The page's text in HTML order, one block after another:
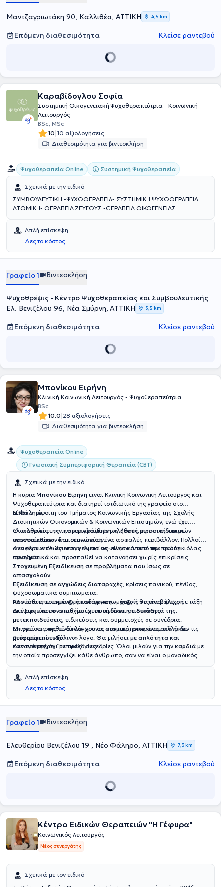
Μαντζαγριωτάκη 90, Καλλιθέα, ΑΤΤΙΚΗ 4,5 km
Επόμενη διαθεσιμότητα Κλείσε ραντεβού
Καραβίδογλου Σοφία
Συστημική Οικογενειακή Ψυχοθεραπεύτρια - Κοινωνική
Λειτουργός
BSc, MSc
10|10 αξιολογήσεις
Διαθεσιμότητα για βιντεοκλήση
Ψυχοθεραπεία Online Συστημική Ψυχοθεραπεία
Σχετικά με την ειδικό
ΣΥΜΒΟΥΛΕΥΤΙΚΗ -ΨΥΧΟΘΕΡΑΠΕΙΑ- ΣΥΣΤΗΜΙΚΗ ΨΥΧΟΘΕΡΑΠΕΙΑ
ΑΤΟΜΙΚΗ- ΘΕΡΑΠΕΙΑ ΖΕΥΓΟΥΣ -ΘΕΡΑΠΕΙΑ ΟΙΚΟΓΕΝΕΙΑΣ
Απλή επίσκεψη
Δες το κόστος
Γραφείο 1 Βιντεοκλήση
Ψυχοθρέψις - Κέντρο Ψυχοθεραπείας και Συμβουλευτικής
Ελ. Βενιζέλου 96, Νέα Σμύρνη, ΑΤΤΙΚΗ
5,5 km
Επόμενη διαθεσιμότητα Κλείσε ραντεβού
Μπονίκου Ειρήνη
Κλινική Κοινωνική Λειτουργός - Ψυχοθεραπεύτρια
BSc
10.0|28 αξιολογήσεις
Διαθεσιμότητα για βιντεοκλήση
Ψυχοθεραπεία Online
Γνωσιακή Συμπεριφορική Θεραπεία (CBT)
Σχετικά με την ειδικό
Η κυρία Μπονίκου Ειρήνη είναι Κλινική Κοινωνική Λειτουργός και
Ψυχοθεραπεύτρια και διατηρεί το ιδιωτικό της γραφείο στο
Ν.Φάληρο.
Είναι απόφοιτη του Τμήματος Κοινωνικής Εργασίας της Σχολής
Διοικητικών Οικονομικών & Κοινωνικών Επιστημών, ενώ έχει
ολοκληρώσει την παρακολούθηση πλήθους μετεκπαιδευτικών
προγραμμάτων και σεμιναρίων.
Οι ασθενείς της την περιγράφουν ωςζεστή, προσιτή και με
ενσυναίσθηση, δημιουργώντας ένα ασφαλές περιβάλλον. Πολλοί
αναφέρουν ότι ένιωσαν άνετα να μιλήσουν από την πρώτη κιόλας
συνεδρία.
Δεν είναι απλώς επαγγελματίας· είναι κάποια πουακούει
πραγματικά και προσπαθεί να κατανοήσει χωρίς επικρίσεις.
Στοχευμένη Εξειδίκευση σε προβλήματα που ίσως σε
απασχολούν
Εξειδίκευση σε αγχώδεις διαταραχές, κρίσεις πανικού, πένθος,
ψυχοσωματικά συμπτώματα.
Αν νιώθεις πιεσμέν@, αποδιοργανωμέν@, ή θες να βάλεις σε τάξη
σκέψεις και συναισθήματα,αυτή είναι η ειδικότητά της.
Πλούσια επιστημονική κατάρτιση — χωρίς να είναι ψυχρή
Δεν αρκείται στο πτυχίο: έχει επενδύσει σεδεκάδες
μετεκπαιδεύσεις, ειδικεύσεις και συμμετοχές σε συνέδρια.
Οι γνώσεις της είναι σύγχρονες και τεκμηριωμένες, αλλά δεν τις
μετατρέπει σε «ξύλινο» λόγο. Θα μιλήσει με απλότητα και
κατανόηση, όχι με ορολογίες.
Μπορεί να σταθεί δίπλα σουσε ατομικό, οικογενειακό ή και
ζεύγους επίπεδο.
Δεν προσφέρει “τυπικές” συνεδρίες. Όλοι μιλούν για την καρδιά με
την οποία προσεγγίζει κάθε άνθρωπο, σαν να είναι ο μοναδικός
Απλή επίσκεψη
Δες το κόστος
Γραφείο 1 Βιντεοκλήση
Ελευθερίου Βενιζέλου 19 , Νέο Φάληρο, ΑΤΤΙΚΗ 7,3 km
Επόμενη διαθεσιμότητα Κλείσε ραντεβού
Κέντρο Ειδικών Θεραπειών "Η Γέφυρα"
Κοινωνικός Λειτουργός
Νέος συνεργάτης
Σχετικά με τον ειδικό